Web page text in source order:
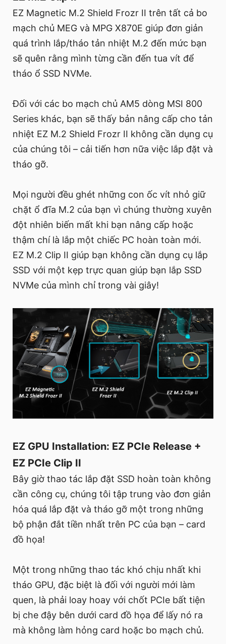
EZ Magnetic M.2 Shield Frozr II trên tất cả bo
mạch chủ MEG và MPG X870E giúp đơn giản
quá trình lắp/tháo tản nhiệt M.2 đến mức bạn
sẽ quên rằng mình từng cần đến tua vít để
tháo ổ SSD NVMe.
Đối với các bo mạch chủ AM5 dòng MSI 800
Series khác, bạn sẽ thấy bản nâng cấp cho tản
nhiệt EZ M.2 Shield Frozr II không cần dụng cụ
của chúng tôi – cải tiến hơn nữa việc lắp đặt và
tháo gỡ.
Mọi người đều ghét những con ốc vít nhỏ giữ
chặt ổ đĩa M.2 của bạn vì chúng thường xuyên
đột nhiên biến mất khi bạn nâng cấp hoặc
thậm chí là lắp một chiếc PC hoàn toàn mới.
EZ M.2 Clip II giúp bạn không cần dụng cụ lắp
SSD với một kẹp trực quan giúp bạn lắp SSD
NVMe của mình chỉ trong vài giây!
EZ GPU Installation: EZ PCIe Release +
EZ PCIe Clip II
Bây giờ thao tác lắp đặt SSD hoàn toàn không
cần công cụ, chúng tôi tập trung vào đơn giản
hóa quá lắp đặt và tháo gỡ một trong những
bộ phận đắt tiền nhất trên PC của bạn – card
đồ họa!
Một trong những thao tác khó chịu nhất khi
tháo GPU, đặc biệt là đối với người mới làm
quen, là phải loay hoay với chốt PCIe bất tiện
bị che đậy bên dưới card đồ họa để lấy nó ra
mà không làm hỏng card hoặc bo mạch chủ.